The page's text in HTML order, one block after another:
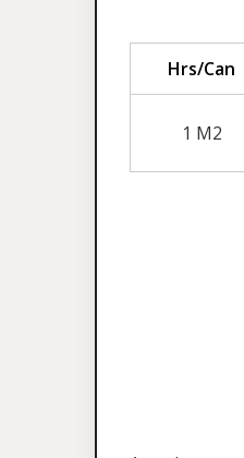
Hrs/Can
1 M2